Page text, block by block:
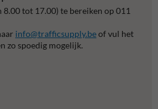
tot 17.00) te bereiken op 011
info@trafficsupply.beof vul het
zo spoedig mogelijk.